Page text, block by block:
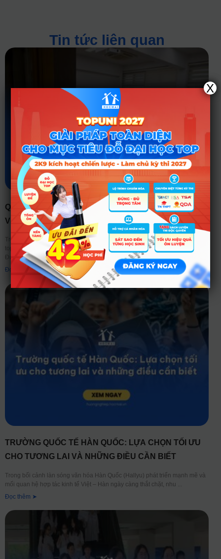
Tin tức liên quan
QUẢN TRỊ KINH DOANH LÀ GÌ? TỔNG QUAN TỪ A-Z
VỀ NGÀNH HỌC “HOT” NHẤT MỌI THỜI ĐẠI
Trong mỗi mùa tuyển sinh, “Quản trị kinh doanh” luôn là cái tên nằm trong
top đầu những ngành học có số lượng nguyện vọng đăng ký cao nhất.
Được
Đọc thêm ➤
TRƯỜNG QUỐC TẾ HÀN QUỐC: LỰA CHỌN TỐI ƯU
CHO TƯƠNG LAI VÀ NHỮNG ĐIỀU CẦN BIẾT
Trong bối cảnh làn sóng văn hóa Hàn Quốc (Hallyu) phát triển mạnh mẽ và
mối quan hệ hợp tác kinh tế Việt – Hàn ngày càng thắt chặt, nhu
Đọc thêm ➤
X